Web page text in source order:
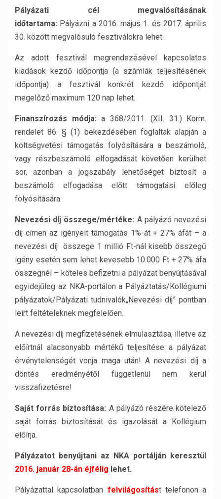
Pályázati cél megvalósításának
időtartama: Pályázni a 2016. május 1. és 2017. április
30. között megvalósuló fesztiválokra lehet.
Az adott fesztivál megrendezésével kapcsolatos
kiadások kezdő időpontja (a számlák teljesítésének
időpontja) a fesztivál konkrét kezdő időpontját
megelőző maximum 120 nap lehet.
Finanszírozás módja: a 368/2011. (XII. 31.) Korm.
rendelet 86. § (1) bekezdésében foglaltak alapján a
költségvetési támogatás folyósítására a beszámoló,
vagy részbeszámoló elfogadását követően kerülhet
sor, azonban a jogszabály lehetőséget biztosít a
beszámoló elfogadása előtt támogatási előleg
folyósítására.
Nevezési díj összege/mértéke: A pályázó nevezési
díj címen az igényelt támogatás 1%-át + 27% áfát – a
nevezési díj összege 1 millió Ft-nál kisebb összegű
igény esetén sem lehet kevesebb 10.000 Ft + 27% áfa
összegnél – köteles befizetni a pályázat benyújtásával
egyidejűleg az NKA-portálon a Pályáztatás/Kollégiumi
pályázatok/Pályázati tudnivalók„Nevezési díj” pontban
leírt feltételeknek megfelelően.
A nevezési díj megfizetésének elmulasztása, illetve az
előírtnál alacsonyabb mértékű teljesítése a pályázat
érvénytelenségét vonja maga után! A nevezési díj a
döntés eredményétől függetlenül nem kerül
visszafizetésre!
Saját forrás biztosítása: A pályázó részére kötelező
saját forrás biztosítását és igazolását a Kollégium
előírja.
Pályázatot benyújtani az NKA portálján keresztül
2016. január 28-án éjfélig lehet.
Pályázattal kapcsolatban felvilágosítást telefonon a